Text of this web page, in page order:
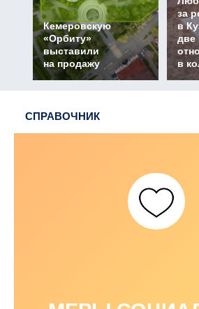
Кемеровскую
«Орбиту»
выставили
на продажу
за
в
две
в
СПРАВОЧНИК